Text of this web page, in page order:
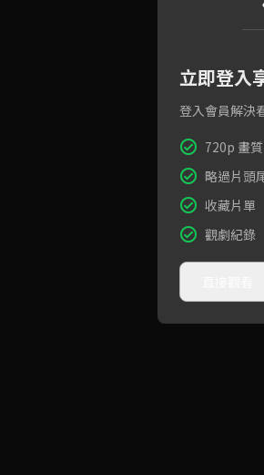
立即登入
登入會員解決
720p 畫質
略過片頭
收藏片單
觀劇紀錄